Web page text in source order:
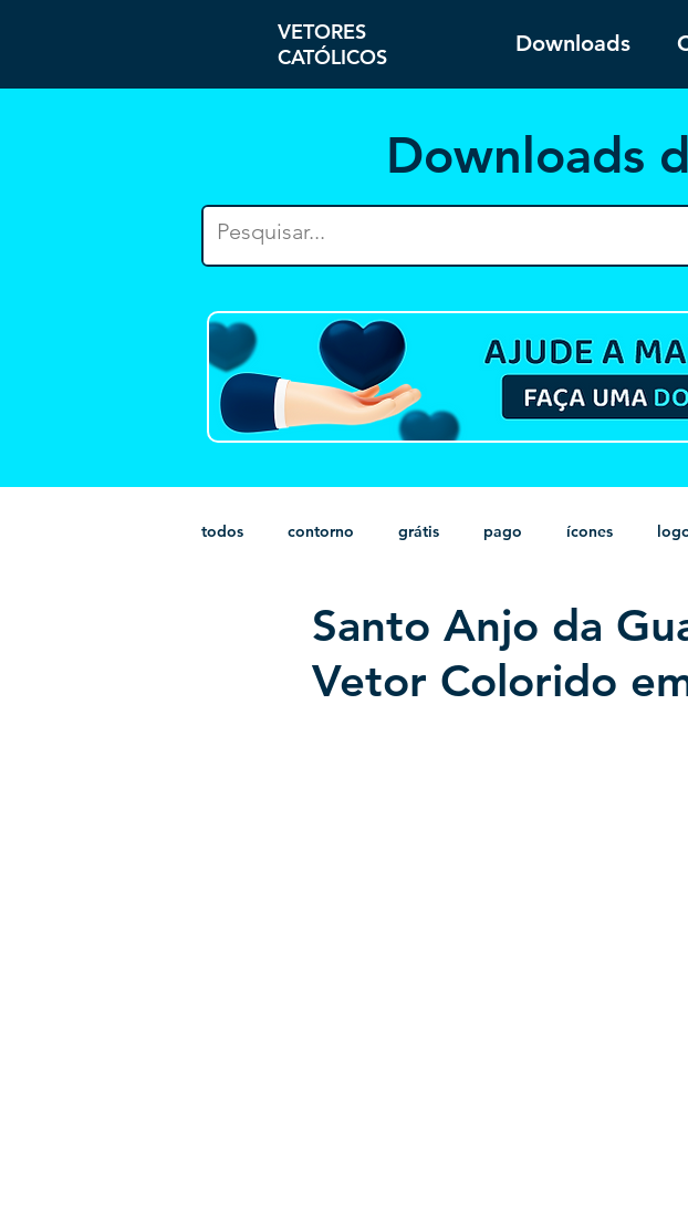
VETORES
CATÓLICOS
Downloads
Downloads
todos contorno grátis pago ícones
monocromático vetor estampas sem fundo
Santo Anjo da
Vetor Colorido